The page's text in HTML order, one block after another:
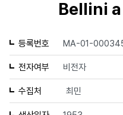
Bellini a
등록번호 MA-01-
전자여부 비전자
수집처 최민